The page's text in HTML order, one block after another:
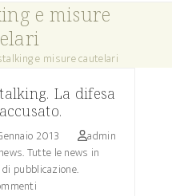
e misure
e misure cautelari
La difesa
2013
admin
Tutte le news in
pubblicazione.